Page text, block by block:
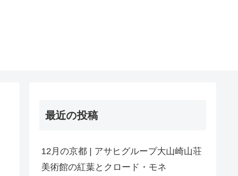
最近の投稿
12月の京都 | アサヒグループ大山崎山荘
美術館の紅葉とクロード・モネ